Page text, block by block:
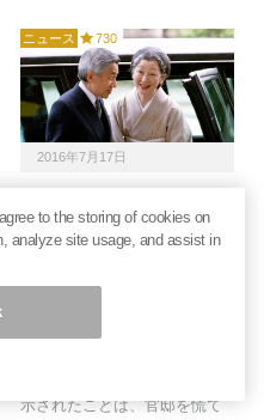
ニュース 730
2016年7月17日
か？“朝敵”安倍政権を追
い詰める生前退位騒動＝
示されたことは、官邸を慌て
to the storing of cookies on
analyze site usage, and assist in